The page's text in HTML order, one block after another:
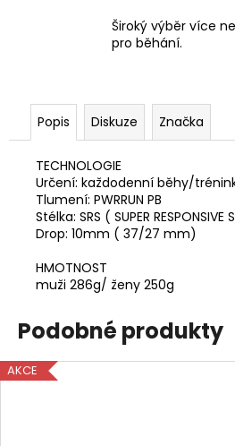
Široký výběr více
pro běhání.
Popis Diskuze Značka
TECHNOLOGIE
Určení: každodenní běhy/
Tlumení: PWRRUN PB
Stélka: SRS ( SUPER RESPONSIVE
Drop: 10mm ( 37/27 mm)
HMOTNOST
muži 286g/ ženy 250g
Podobné produkty
AKCE